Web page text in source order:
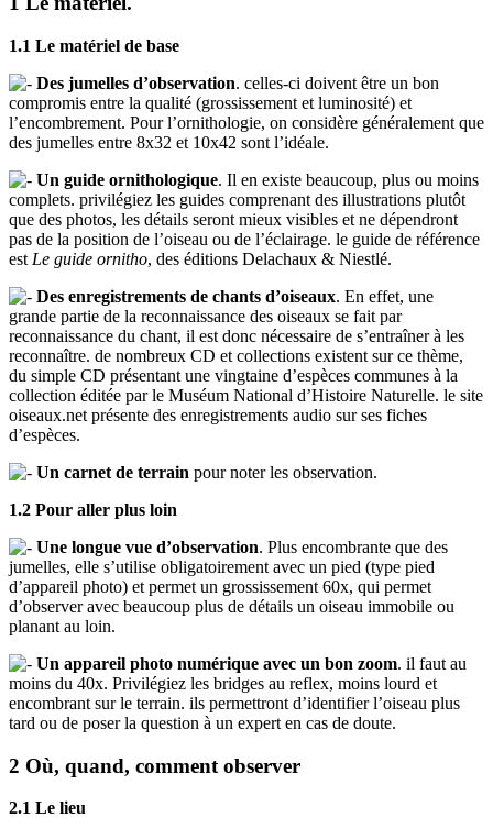
1.1 Le matériel de base
Des jumelles d’observation. celles-ci doivent être un bon
compromis entre la qualité (grossissement et luminosité) et
l’encombrement. Pour l’ornithologie, on considère généralement que
des jumelles entre 8x32 et 10x42 sont l’idéale.
Un guide ornithologique. Il en existe beaucoup, plus ou moins
complets. privilégiez les guides comprenant des illustrations plutôt
que des photos, les détails seront mieux visibles et ne dépendront
pas de la position de l’oiseau ou de l’éclairage. le guide de référence
est Le guide ornitho, des éditions Delachaux & Niestlé.
Des enregistrements de chants d’oiseaux. En effet, une
grande partie de la reconnaissance des oiseaux se fait par
reconnaissance du chant, il est donc nécessaire de s’entraîner à les
reconnaître. de nombreux CD et collections existent sur ce thème,
du simple CD présentant une vingtaine d’espèces communes à la
collection éditée par le Muséum National d’Histoire Naturelle. le site
oiseaux.net présente des enregistrements audio sur ses fiches
d’espèces.
Un carnet de terrain pour noter les observation.
1.2 Pour aller plus loin
Une longue vue d’observation. Plus encombrante que des
jumelles, elle s’utilise obligatoirement avec un pied (type pied
d’appareil photo) et permet un grossissement 60x, qui permet
d’observer avec beaucoup plus de détails un oiseau immobile ou
planant au loin.
Un appareil photo numérique avec un bon zoom. il faut au
moins du 40x. Privilégiez les bridges au reflex, moins lourd et
encombrant sur le terrain. ils permettront d’identifier l’oiseau plus
tard ou de poser la question à un expert en cas de doute.
2 Où, quand, comment observer
2.1 Le lieu